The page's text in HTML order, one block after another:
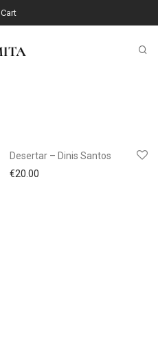
Cart
Desertar – Dinis Santos
€20.00